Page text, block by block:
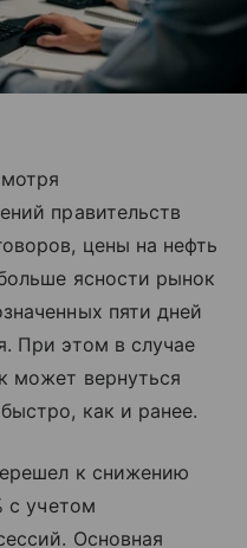
правительств
цены на нефть
ясности рынок
пяти дней
При этом в случае
может вернуться
как и ранее.
к снижению
с учетом
Основная